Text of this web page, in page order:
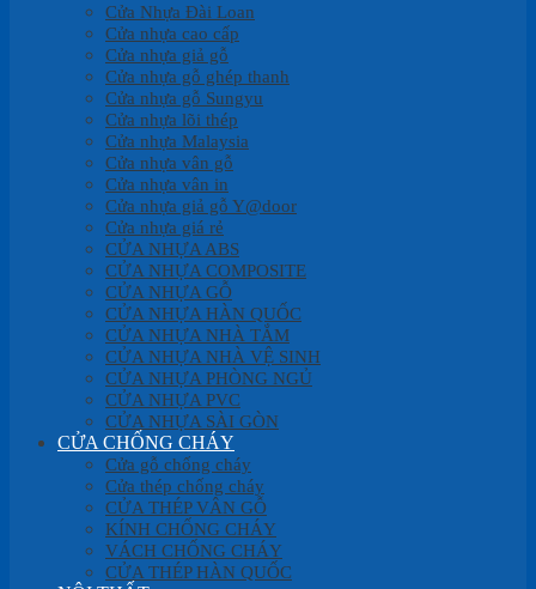
Cửa Nhựa Đài Loan
Cửa nhựa cao cấp
Cửa nhựa giả gỗ
Cửa nhựa gỗ ghép thanh
Cửa nhựa gỗ Sungyu
Cửa nhựa lõi thép
Cửa nhựa Malaysia
Cửa nhựa vân gỗ
Cửa nhựa vân in
Cửa nhựa giả gỗ Y@door
Cửa nhựa giá rẻ
CỬA NHỰA ABS
CỬA NHỰA COMPOSITE
CỬA NHỰA GỖ
CỬA NHỰA HÀN QUỐC
CỬA NHỰA NHÀ TẮM
CỬA NHỰA NHÀ VỆ SINH
CỬA NHỰA PHÒNG NGỦ
CỬA NHỰA PVC
CỬA NHỰA SÀI GÒN
CỬA CHỐNG CHÁY
Cửa gỗ chống cháy
Cửa thép chống cháy
CỬA THÉP VÂN GỖ
KÍNH CHỐNG CHÁY
VÁCH CHỐNG CHÁY
CỬA THÉP HÀN QUỐC